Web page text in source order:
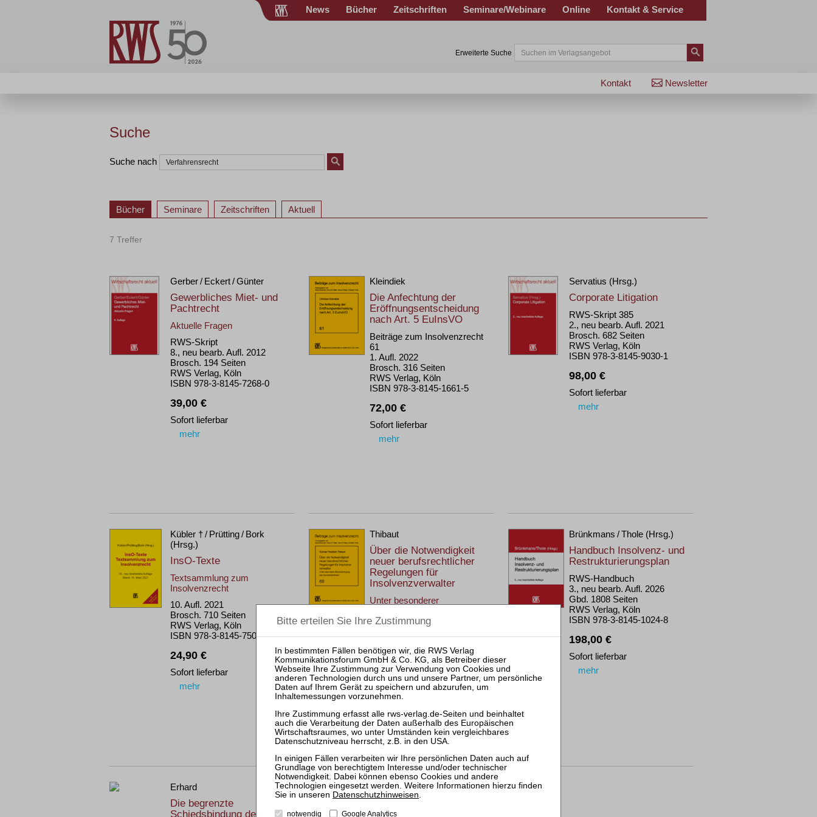
News Bücher Zeitschriften Seminare/Webinare Online Kontakt & Service
Erweiterte Suche
Newsletter
Kontakt
Suche
Suche nach
Bücher Seminare Zeitschriften Aktuell
7 Treffer
Gerber / Eckert / Günter
Gewerbliches Miet- und
Pachtrecht
Aktuelle Fragen
RWS-Skript
8., neu bearb. Aufl. 2012
Brosch. 194 Seiten
RWS Verlag, Köln
ISBN 978-3-8145-7268-0
39,00 €
Sofort lieferbar
mehr
Kleindiek
Die Anfechtung der
Eröffnungsentscheidung
nach Art. 5 EuInsVO
Beiträge zum Insolvenzrecht
61
1. Aufl. 2022
Brosch. 316 Seiten
RWS Verlag, Köln
ISBN 978-3-8145-1661-5
72,00 €
Sofort lieferbar
mehr
Servatius (Hrsg.)
Corporate Litigation
RWS-Skript 385
2., neu bearb. Aufl. 2021
Brosch. 682 Seiten
RWS Verlag, Köln
ISBN 978-3-8145-9030-1
98,00 €
Sofort lieferbar
mehr
Kübler † / Prütting / Bork
(Hrsg.)
InsO-Texte
Textsammlung zum
Insolvenzrecht
10. Aufl. 2021
Brosch. 710 Seiten
RWS Verlag, Köln
ISBN 978-3-8145-7503-2
24,90 €
Sofort lieferbar
mehr
Thibaut
Über die Notwendigkeit
neuer berufsrechtlicher
Regelungen für
Insolvenzverwalter
Unter besonderer
Auswahlverfahrens
Beiträge zum Insolvenzrecht
68
1. Aufl. 2023
Brosch. 342 Seiten
RWS Verlag, Köln
ISBN 978-3-8145-1668-4
78,00 €
Sofort lieferbar
mehr
Brünkmans / Thole (Hrsg.)
Handbuch Insolvenz- und
Restrukturierungsplan
RWS-Handbuch
3., neu bearb. Aufl. 2026
Gbd. 1808 Seiten
RWS Verlag, Köln
ISBN 978-3-8145-1024-8
198,00 €
Sofort lieferbar
mehr
Erhard
Die begrenzte
Schiedsbindung des
Datenschutzhinweisen.
notwendig Google Analytics